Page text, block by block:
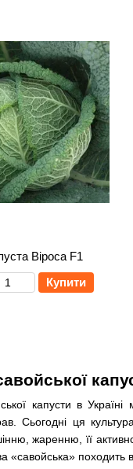
капусти в
Сьогодні ця
жаренню, її
«савойська» походить
Віроса F1
Купити